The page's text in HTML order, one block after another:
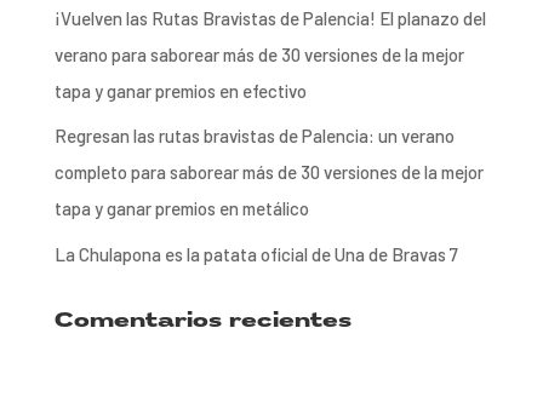
¡Vuelven las Rutas Bravistas de Palencia! El planazo del
verano para saborear más de 30 versiones de la mejor
tapa y ganar premios en efectivo
Regresan las rutas bravistas de Palencia: un verano
completo para saborear más de 30 versiones de la mejor
tapa y ganar premios en metálico
La Chulapona es la patata oficial de Una de Bravas 7
Comentarios recientes